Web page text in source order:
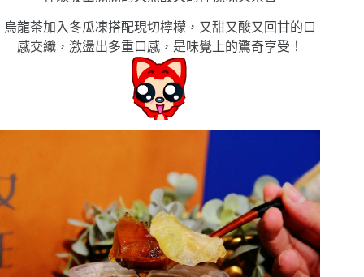
烏龍茶加入冬瓜凍搭配現切檸檬，又甜又酸又回甘的口
感交織，激盪出多重口感，是味覺上的驚奇享受！